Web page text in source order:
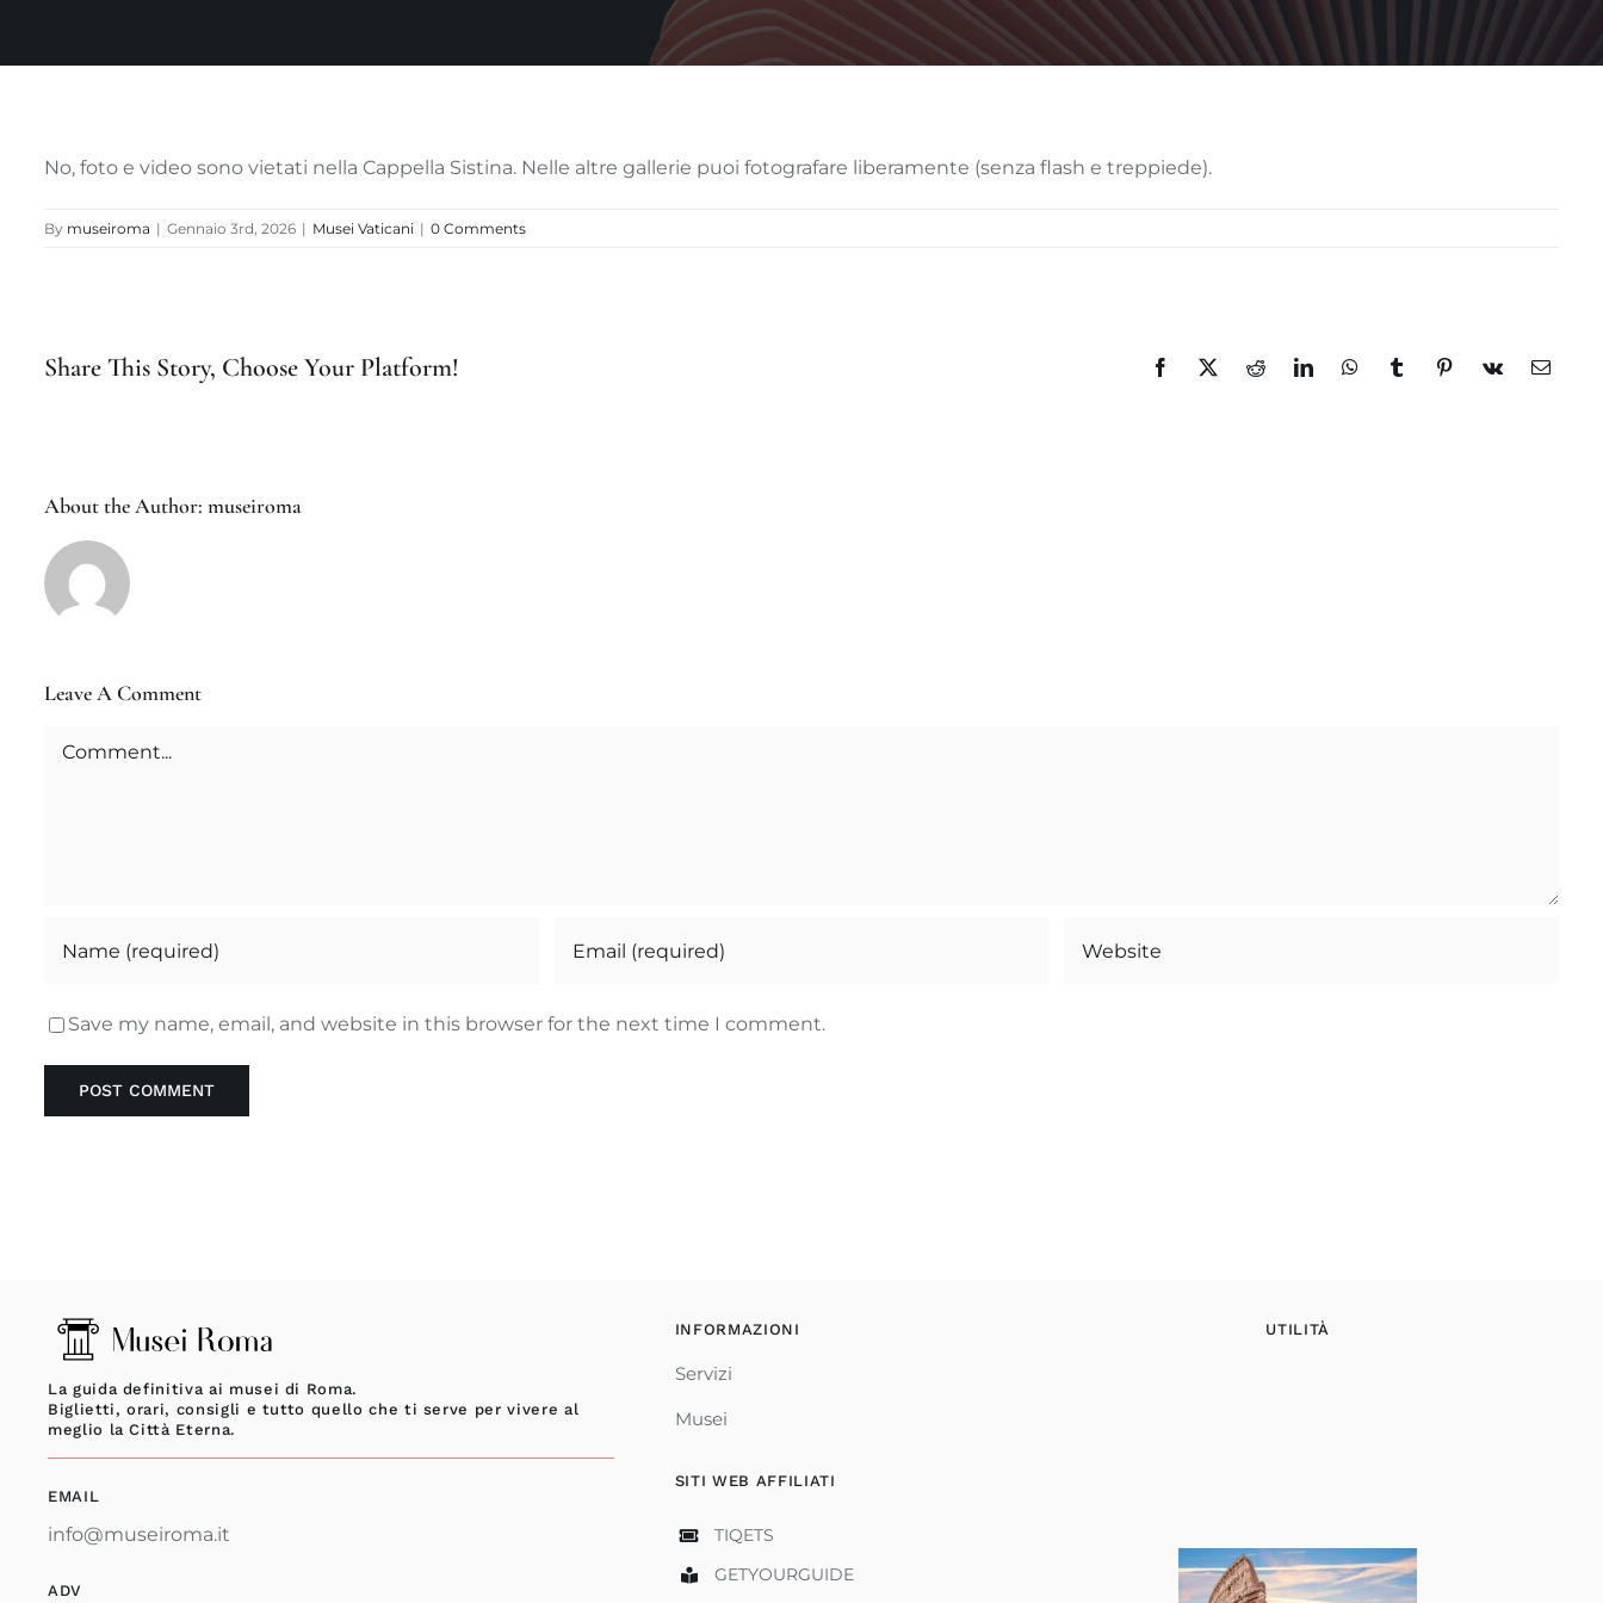
No, foto e video sono vietati nella Cappella Sistina. Nelle altre gallerie puoi fotografare liberamente (senza flash e treppiede).
By museiroma | Gennaio 3rd, 2026 | Musei Vaticani | 0 Comments
Share This Story, Choose Your Platform! Facebook
X RedditLinkedInWhatsAppTumblrPinterest
Vk Email
About the Author: museiroma
Leave A Comment
Comment
Save my name, email, and website in this browser for the next time I comment.
La guida definitiva ai musei di Roma.
Biglietti, orari, consigli e tutto quello che ti serve per vivere al
meglio la Città Eterna.
EMAIL
info@museiroma.it
ADV
INFORMAZIONI
Servizi
Musei
SITI WEB AFFILIATI
TIQETS
GETYOURGUIDE
UTILITÀ